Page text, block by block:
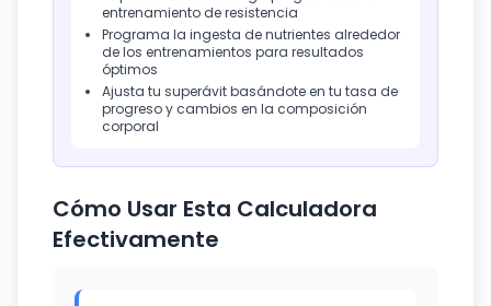
entrenamiento de resistencia
Programa la ingesta de nutrientes alrededor
de los entrenamientos para resultados
óptimos
Ajusta tu superávit basándote en tu tasa de
progreso y cambios en la composición
corporal
Cómo Usar Esta Calculadora
Efectivamente